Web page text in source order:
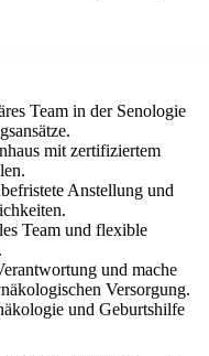
Team in der Senologie
mit zertifiziertem
Anstellung und
Team und flexible
und mache
Versorgung.
und Geburtshilfe